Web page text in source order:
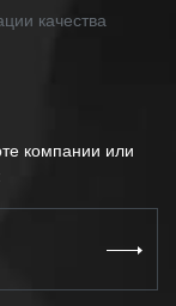
качества
компании или